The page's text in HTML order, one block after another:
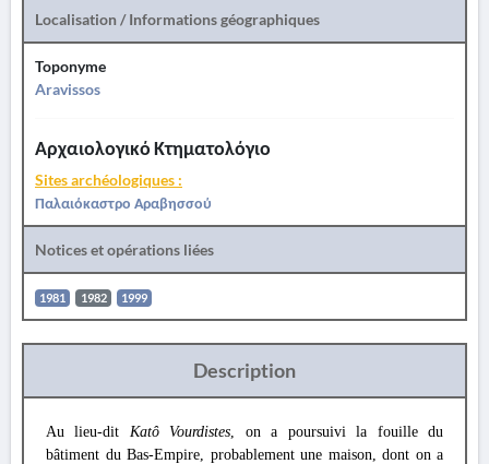
Localisation / Informations géographiques
Toponyme
Aravissos
Αρχαιολογικό Κτηματολόγιο
Sites archéologiques :
Παλαιόκαστρο Αραβησσού
Notices et opérations liées
1981 1982 1999
Description
Au lieu-dit Katô Vourdistes, on a poursuivi la fouille du
bâtiment du Bas-Empire, probablement une maison, dont on a